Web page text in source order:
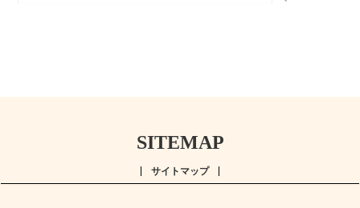
SITEMAP
サイトマップ